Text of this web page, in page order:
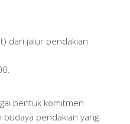
dari jalur pendakian
bentuk komitmen
pendakian yang